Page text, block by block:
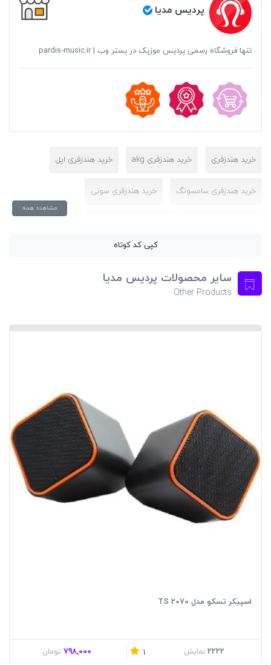
پردیس مدیا
تنها فروشگاه رسمی پردیس موزیک در بستر وب | pardis-music.ir
خرید هندزفری خرید هندزفری akg خرید هندزفری اپل
خرید هندزفری سامسونگ خرید هندزفری سونی
مشاهده همه
کپی کد کوتاه
سایر محصولات پردیس مدیا
Other Products
اسپیکر تسکو مدل TS 2070
2222 نمایش 1
798,000 تومان